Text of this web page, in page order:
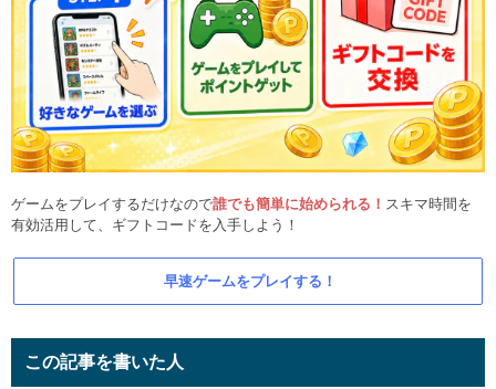
ゲームをプレイするだけなので誰でも簡単に始められる！ スキマ時間を
有効活用して、ギフトコードを入手しよう！
早速ゲームをプレイする！
この記事を書いた人